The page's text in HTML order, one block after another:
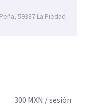
59387 La Piedad
300 MXN / sesión